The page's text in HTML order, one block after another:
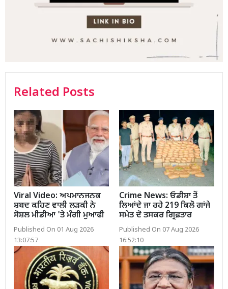
Related Posts
Viral Video: ਅਪਮਾਨਜਨਕ
ਸ਼ਬਦ ਕਹਿਣ ਵਾਲੀ ਲੜਕੀ ਨੇ
ਸੋਸ਼ਲ ਮੀਡੀਆ 'ਤੇ ਮੰਗੀ ਮੁਆਫੀ
Published On 01 Aug 2026
13:07:57
Crime News: ਓਡੀਸ਼ਾ ਤੋਂ
ਲਿਆਂਦੇ ਜਾ ਰਹੇ 219 ਕਿਲੋ ਗਾਂਜੇ
ਸਮੇਤ ਦੋ ਤਸਕਰ ਗ੍ਰਿਫ਼ਤਾਰ
Published On 07 Aug 2026
16:52:10